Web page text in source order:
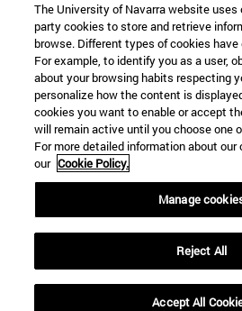
The University of Navarra website uses
party cookies to store and retrieve
browse. Different types of cookies
For example, to identify you as a user,
about your browsing habits respecting
personalize how the content is
cookies you want to enable or accept
will remain active until you choose one
For more detailed information about
our Cookie Policy.
Manage
Reject All
Accept All